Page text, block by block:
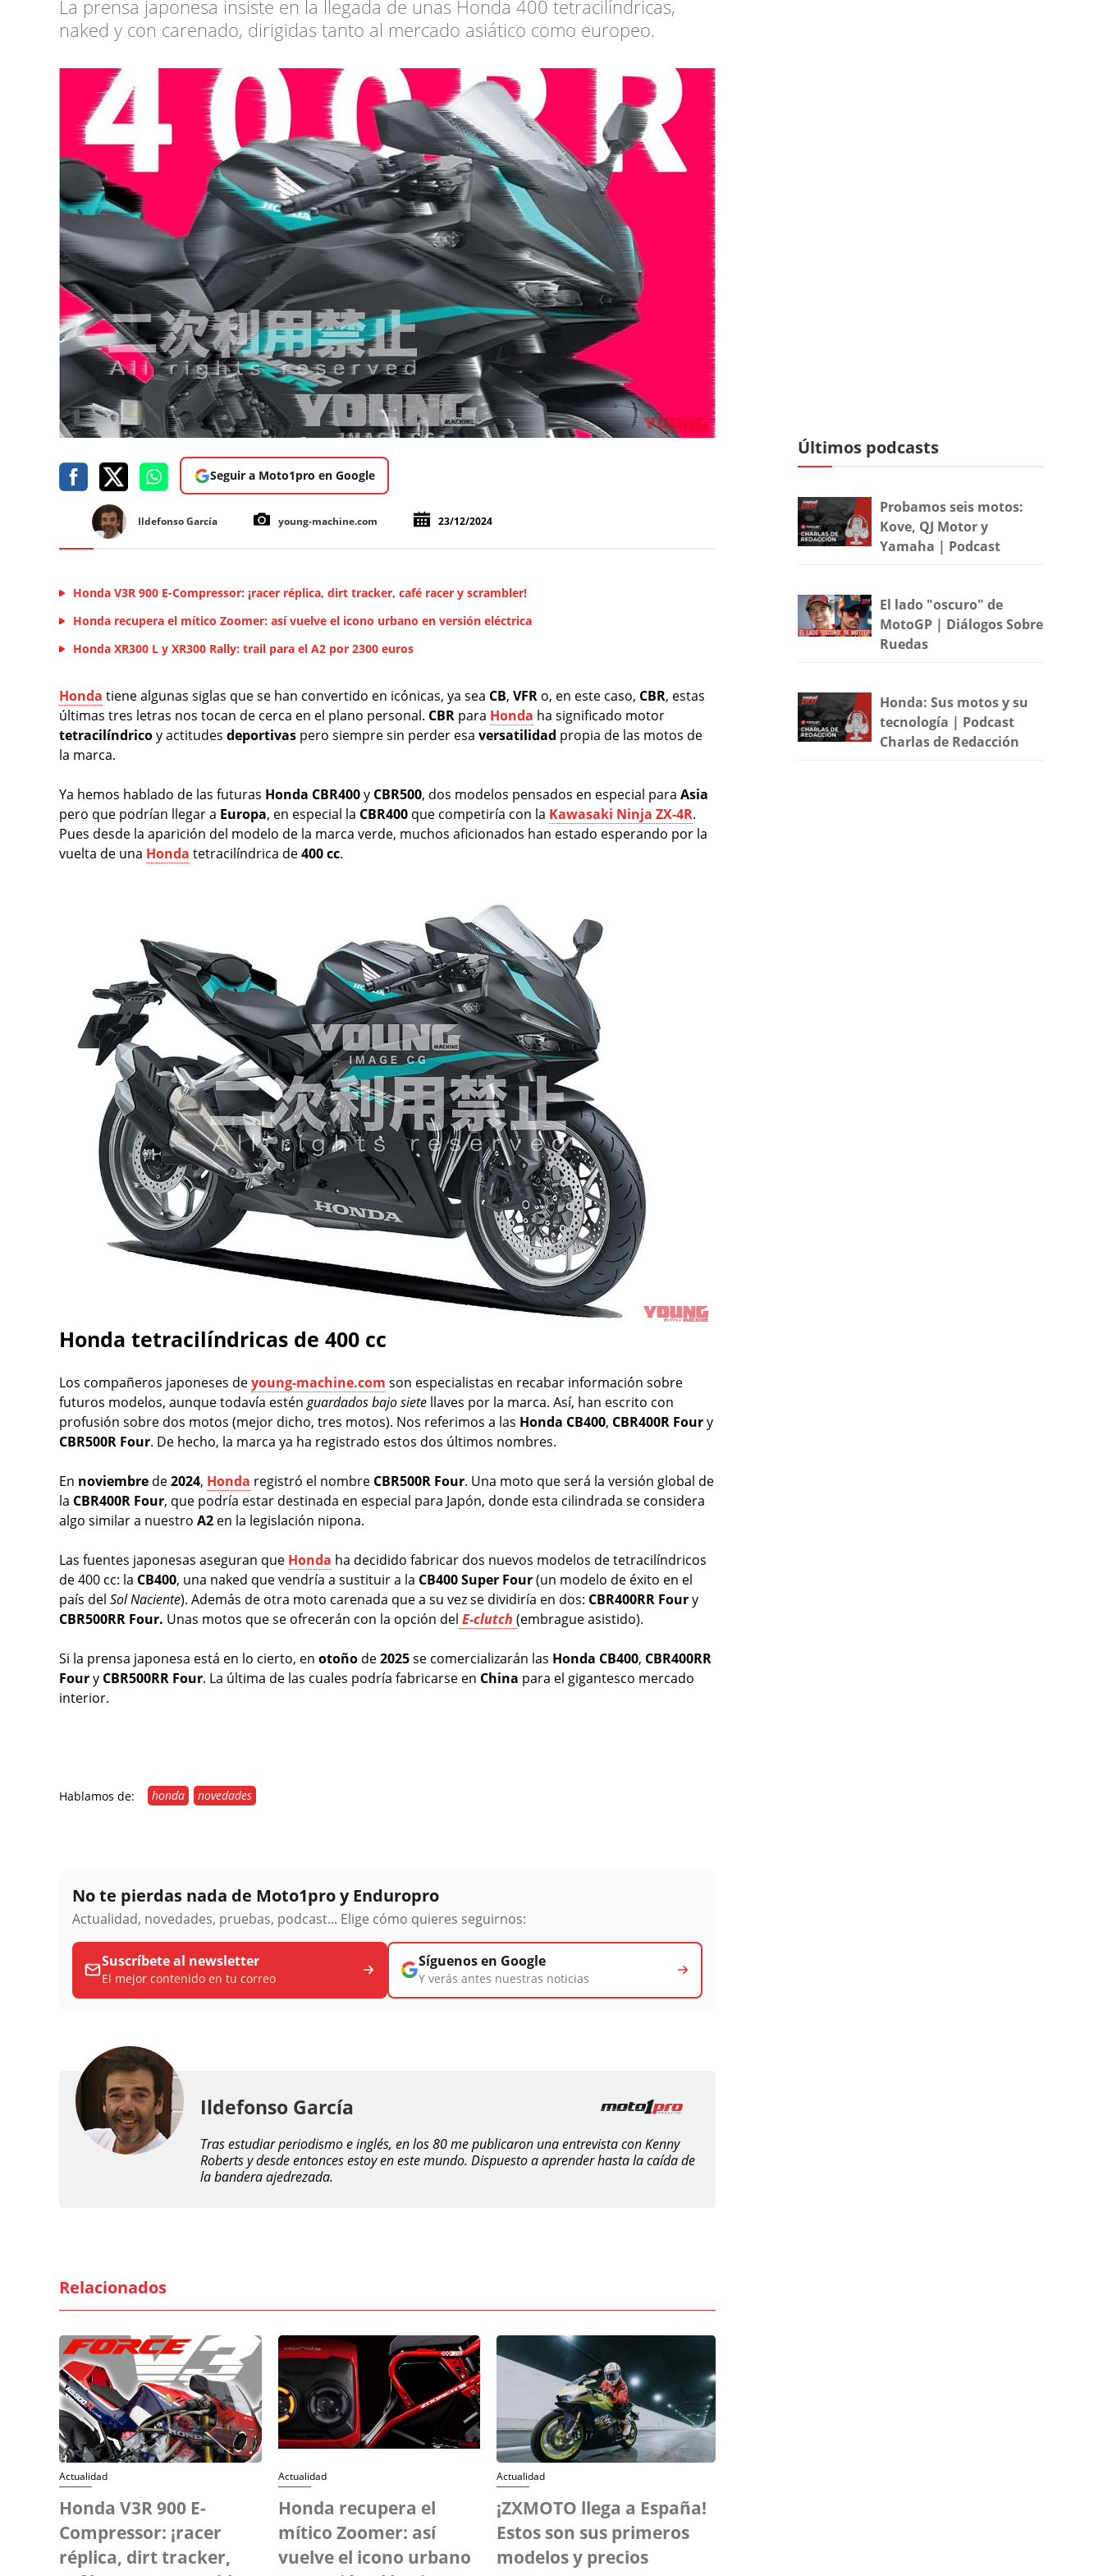
La prensa japonesa insiste en la llegada de unas Honda 400 tetracilíndricas,
naked y con carenado, dirigidas tanto al mercado asiático como europeo.
Seguir a Moto1pro en Google
Ildefonso García young-machine.com 23/12/2024
Honda V3R 900 E-Compressor: ¡racer réplica, dirt tracker, café racer y scrambler!
Honda recupera el mítico Zoomer: así vuelve el icono urbano en versión eléctrica
Honda XR300 L y XR300 Rally: trail para el A2 por 2300 euros
Honda tiene algunas siglas que se han convertido en icónicas, ya sea CB, VFR o, en este caso, CBR, estas
últimas tres letras nos tocan de cerca en el plano personal. CBR para Honda ha significado motor
tetracilíndricoy actitudes deportivas pero siempre sin perder esa versatilidad propia de las motos de
la marca.
Ya hemos hablado de las futuras Honda CBR400y CBR500, dos modelos pensados en especial para Asia
pero que podrían llegar a Europa, en especial la CBR400 que competiría con la Kawasaki Ninja ZX-4R.
Pues desde la aparición del modelo de la marca verde, muchos aficionados han estado esperando por la
vuelta de una Honda tetracilíndrica de400 cc.
Honda tetracilíndricas de 400 cc
Los compañeros japoneses deyoung-machine.com son especialistas en recabar información sobre
futuros modelos, aunque todavía estén guardados bajo siete llaves por la marca. Así, han escrito con
profusión sobre dos motos (mejor dicho, tres motos). Nos referimos a las Honda CB400, CBR400R Foury
CBR500R Four. De hecho, la marca ya ha registrado estos dos últimos nombres.
En noviembre de2024, Honda registró el nombre CBR500R Four. Una moto que será la versión global de
la CBR400R Four, que podría estar destinada en especial para Japón, donde esta cilindrada se considera
algo similar a nuestro A2 en la legislación nipona.
Las fuentes japonesas aseguran que Honda ha decidido fabricar dos nuevos modelos de tetracilíndricos
de 400 cc: la CB400, una naked que vendría a sustituir a la CB400 Super Four(un modelo de éxito en el
país del Sol Naciente). Además de otra moto carenada que a su vez se dividiría en dos: CBR400RR Foury
CBR500RR Four. Unas motos que se ofrecerán con la opción del E-clutch (embrague asistido).
Si la prensa japonesa está en lo cierto, en otoño de2025se comercializarán las Honda CB400, CBR400RR
Foury CBR500RR Four. La última de las cuales podría fabricarse en China para el gigantesco mercado
interior.
Hablamos de: honda novedades
No te pierdas nada de Moto1pro y Enduropro
Actualidad, novedades, pruebas, podcast... Elige cómo quieres seguirnos:
Suscríbete al newsletter
El mejor contenido en tu correo
Síguenos en Google
Y verás antes nuestras noticias
Ildefonso García
Tras estudiar periodismo e inglés, en los 80 me publicaron una entrevista con Kenny
Roberts y desde entonces estoy en este mundo. Dispuesto a aprender hasta la caída de
la bandera ajedrezada.
Relacionados
Actualidad
Honda V3R 900 E-
Compressor: ¡racer
réplica, dirt tracker,
Actualidad
Honda recupera el
mítico Zoomer: así
vuelve el icono urbano
Actualidad
¡ZXMOTO llega a España!
Estos son sus primeros
modelos y precios
Últimos podcasts
Probamos seis motos:
Kove, QJ Motor y
Yamaha | Podcast
El lado "oscuro" de
MotoGP | Diálogos Sobre
Ruedas
Honda: Sus motos y su
tecnología | Podcast
Charlas de Redacción